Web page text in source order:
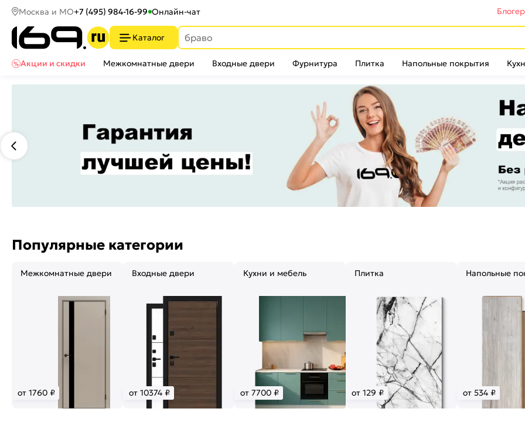
Москва и МО+7 (495) 984-16-99 Онлайн-чат
Каталог
Акции и скидки
Межкомнатные двери Входные двери Фурнитура Плитка Напольные покрытия
Популярные категории
Межкомнатные двери
от 1760 ₽
Входные двери
от 10374 ₽
Кухни и мебель
от 7700 ₽
Плитка
от 129 ₽
Напольные
от 534 ₽